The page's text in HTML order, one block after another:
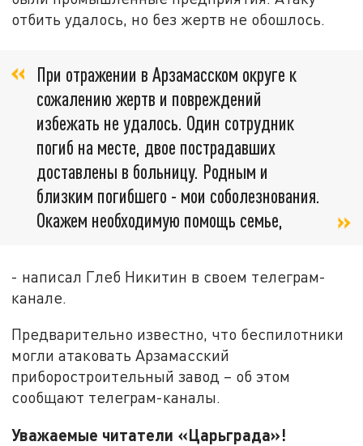
отбить удалось, но без жертв не обошлось.
При отражении в Арзамасском округе к
сожалению жертв и повреждений
избежать не удалось. Один сотрудник
погиб на месте, двое пострадавших
доставлены в больницу. Родным и
близким погибшего - мои соболезнования.
Окажем необходимую помощь семье,
- написал Глеб Никитин в своем телеграм-
канале.
Предварительно известно, что беспилотники
могли атаковать Арзамасский
приборостроительный завод – об этом
сообщают телеграм-каналы.
Уважаемые читатели «Царьграда»!